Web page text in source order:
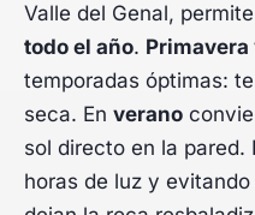
Valle del Genal,
todo el año. Primavera
temporadas óptimas:
seca. En verano
sol directo en la pared.
horas de luz y